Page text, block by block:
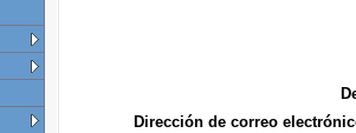
Dirección de correo